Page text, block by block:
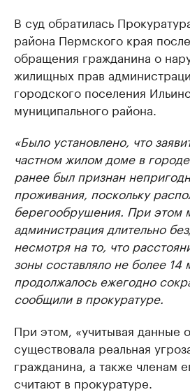
В суд обратилась
района Пермского края
обращения гражданина о
жилищных прав
городского поселения
муниципального района.
«Было установлено, что
частном жилом доме в
ранее был признан
проживания, поскольку
берегообрушения. При этом
администрация длительно
несмотря на то, что
зоны составляло не более 14
продолжалось ежегодно
сообщили в прокуратуре.
При этом, «учитывая данные
существовала реальная
гражданина, а также членам
считают в прокуратуре.